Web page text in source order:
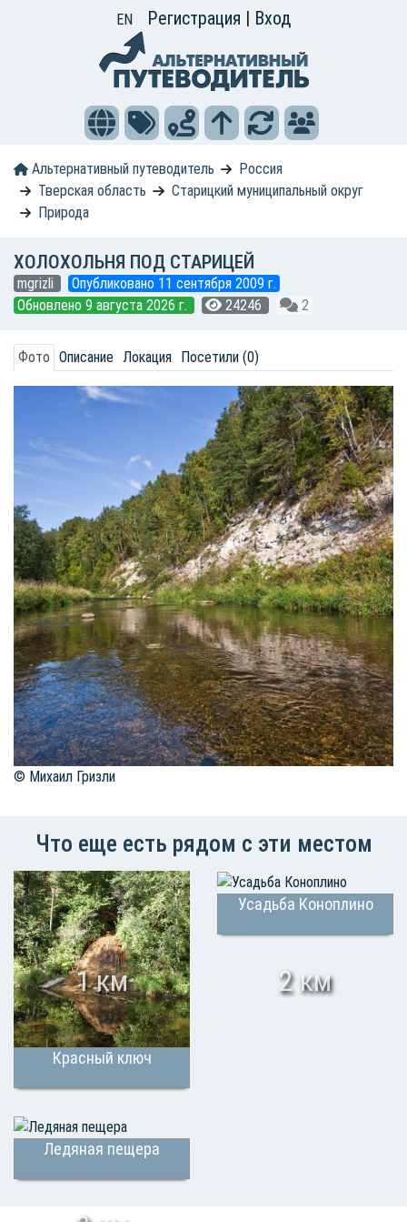
EN Регистрация | Вход
Альтернативный путеводитель
Россия
Тверская область
Старицкий муниципальный округ
Природа
ХОЛОХОЛЬНЯ ПОД СТАРИЦЕЙ
mgrizli
Опубликовано 11 сентября 2009 г.
Обновлено 9 августа 2026 г.
24246 2
Фото Описание Локация Посетили (0)
© Михаил Гризли
Что еще есть рядом с эти местом
Красный ключ
1 км
Усадьба Коноплино
2 км
Ледяная пещера